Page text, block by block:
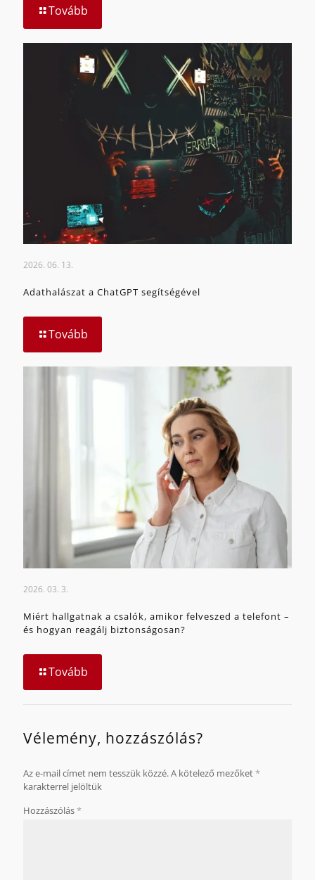
Tovább
2026. 06. 13.
Adathalászat a ChatGPT segítségével
Tovább
2026. 03. 3.
Miért hallgatnak a csalók, amikor felveszed a telefont –
és hogyan reagálj biztonságosan?
Tovább
Vélemény, hozzászólás?
Az e-mail címet nem tesszük közzé.A kötelező mezőket*
karakterrel jelöltük
Hozzászólás*